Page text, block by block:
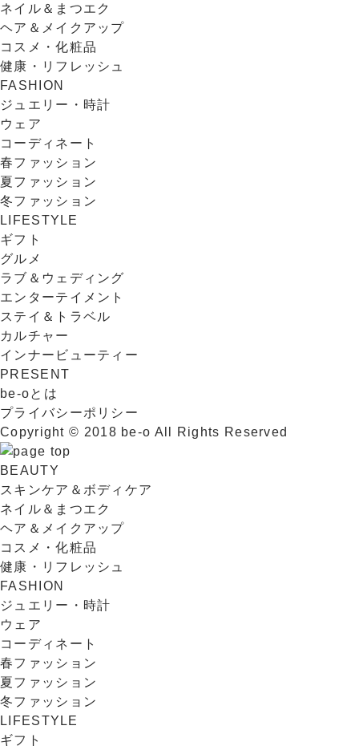
ネイル＆まつエク
ヘア＆メイクアップ
コスメ・化粧品
健康・リフレッシュ
FASHION
ジュエリー・時計
ウェア
コーディネート
春ファッション
夏ファッション
冬ファッション
LIFESTYLE
ギフト
グルメ
ラブ＆ウェディング
エンターテイメント
ステイ＆トラベル
カルチャー
インナービューティー
PRESENT
be-oとは
プライバシーポリシー
Copyright © 2018 be-o All Rights Reserved
BEAUTY
スキンケア＆ボディケア
ネイル＆まつエク
ヘア＆メイクアップ
コスメ・化粧品
健康・リフレッシュ
FASHION
ジュエリー・時計
ウェア
コーディネート
春ファッション
夏ファッション
冬ファッション
LIFESTYLE
ギフト